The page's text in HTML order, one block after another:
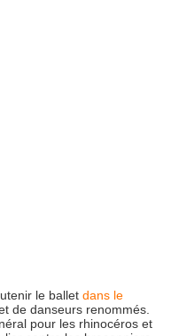
le ballet dans le
de danseurs renommés.
pour les rhinocéros et